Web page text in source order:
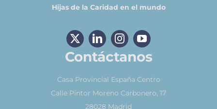
Hijas de la Caridad en el mundo
Contáctanos
Casa Provincial España Centro
Calle Pintor Moreno Carbonero, 17
28028 Madrid